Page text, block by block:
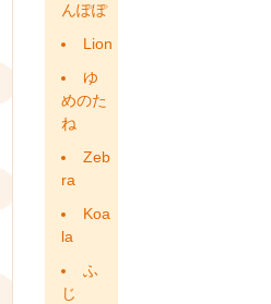
んぽぽ
Lion
ゆ
めのた
ね
Zeb
ra
Koa
la
ふ
じ